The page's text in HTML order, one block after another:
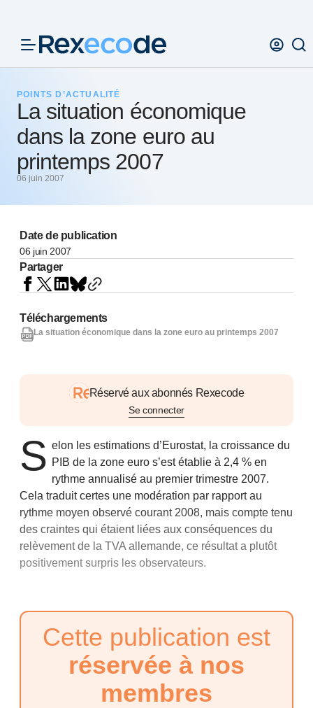
POINTS D’ACTUALITÉ
La situation économique
dans la zone euro au
printemps 2007
06 juin 2007
Date de publication
06 juin 2007
Partager
Réservé aux abonnés Rexecode
Se connecter
S elon les estimations d’Eurostat, la croissance du
PIB de la zone euro s’est établie à 2,4 % en
rythme annualisé au premier trimestre 2007.
Cela traduit certes une modération par rapport au
rythme moyen observé courant 2008, mais compte tenu
des craintes qui étaient liées aux conséquences du
relèvement de la TVA allemande, ce résultat a plutôt
positivement surpris les observateurs.
Cette publication est
réservée à nos
membres
Téléchargements
La situation économique dans la zone euro au printemps 2007